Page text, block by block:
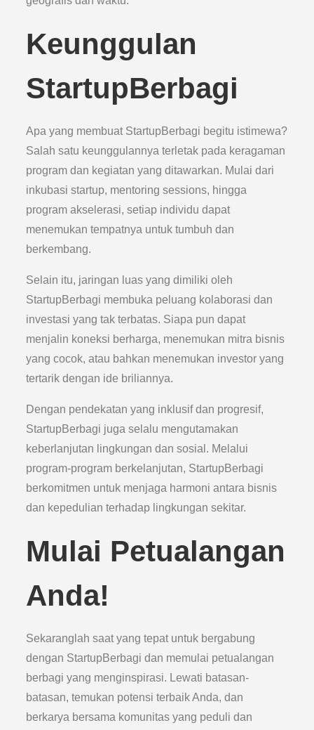
Keunggulan
StartupBerbagi
Apa yang membuat StartupBerbagi begitu istimewa?
Salah satu keunggulannya terletak pada keragaman
program dan kegiatan yang ditawarkan. Mulai dari
inkubasi startup, mentoring sessions, hingga
program akselerasi, setiap individu dapat
menemukan tempatnya untuk tumbuh dan
berkembang.
Selain itu, jaringan luas yang dimiliki oleh
StartupBerbagi membuka peluang kolaborasi dan
investasi yang tak terbatas. Siapa pun dapat
menjalin koneksi berharga, menemukan mitra bisnis
yang cocok, atau bahkan menemukan investor yang
tertarik dengan ide briliannya.
Dengan pendekatan yang inklusif dan progresif,
StartupBerbagi juga selalu mengutamakan
keberlanjutan lingkungan dan sosial. Melalui
program-program berkelanjutan, StartupBerbagi
berkomitmen untuk menjaga harmoni antara bisnis
dan kepedulian terhadap lingkungan sekitar.
Mulai Petualangan
Anda!
Sekaranglah saat yang tepat untuk bergabung
dengan StartupBerbagi dan memulai petualangan
berbagi yang menginspirasi. Lewati batasan-
batasan, temukan potensi terbaik Anda, dan
berkarya bersama komunitas yang peduli dan